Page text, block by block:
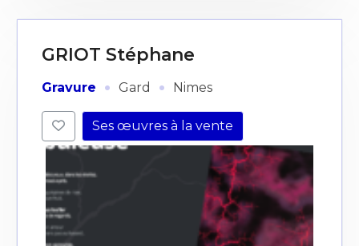
GRIOT Stéphane
Gravure · Gard · Nimes
Ses œuvres à la vente